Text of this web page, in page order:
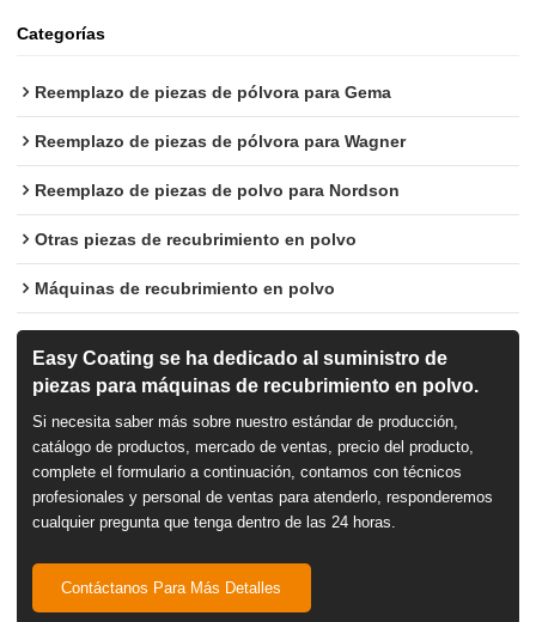
Categorías
Reemplazo de piezas de pólvora para Gema
Reemplazo de piezas de pólvora para Wagner
Reemplazo de piezas de polvo para Nordson
Otras piezas de recubrimiento en polvo
Máquinas de recubrimiento en polvo
Easy Coating se ha dedicado al suministro de
piezas para máquinas de recubrimiento en polvo.
Si necesita saber más sobre nuestro estándar de producción,
catálogo de productos, mercado de ventas, precio del producto,
complete el formulario a continuación, contamos con técnicos
profesionales y personal de ventas para atenderlo, responderemos
cualquier pregunta que tenga dentro de las 24 horas.
Contáctanos Para Más Detalles